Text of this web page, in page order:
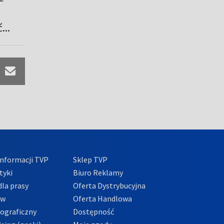
TVP
prasy
Sklep TVP
Biuro Reklamy
Oferta Dystrybucyjna
Oferta Handlowa
Dostępność